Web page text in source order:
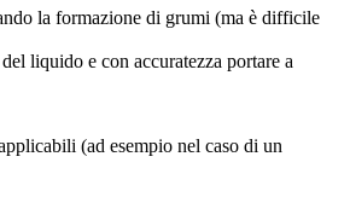
la formazione di grumi (ma è difficile
liquido e con accuratezza portare a
(ad esempio nel caso di un